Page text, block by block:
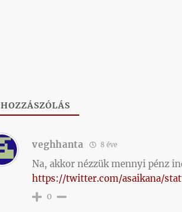
HOZZÁSZÓLÁS
veghhanta 8 éve
Na, akkor nézzük mennyi pénz
https://twitter.com/asaikana/
0